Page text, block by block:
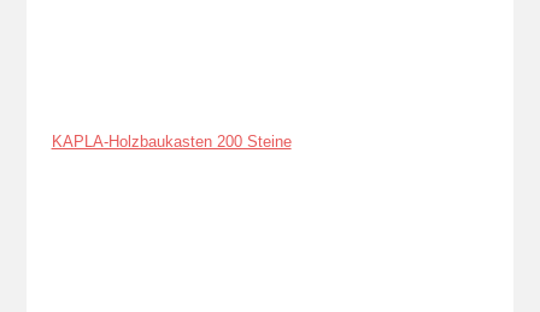
KAPLA-Holzbaukasten 200 Steine